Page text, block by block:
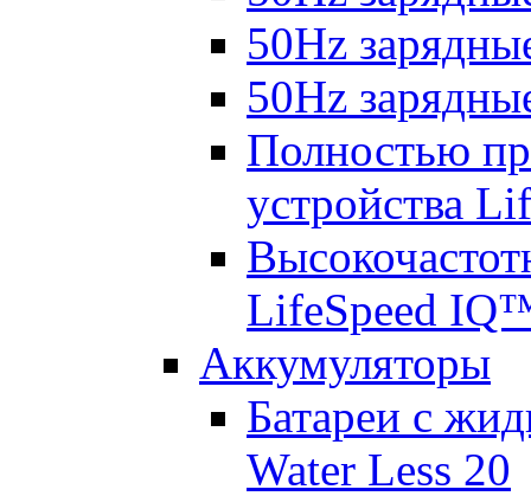
50Hz
50Hz
Полностью
устройства
LifeSpeed
Аккумуляторы
Батареи с
Water Less 20